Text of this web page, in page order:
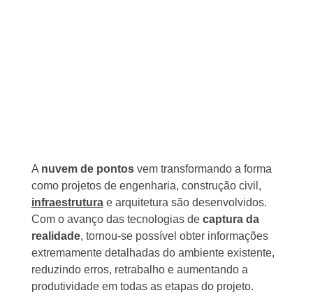
A nuvem de pontosvem transformando a forma
como projetos de engenharia, construção civil,
infraestruturae arquitetura são desenvolvidos.
Com o avanço das tecnologias de captura da
realidade, tornou-se possível obter informações
extremamente detalhadas do ambiente existente,
reduzindo erros, retrabalho e aumentando a
produtividade em todas as etapas do projeto.